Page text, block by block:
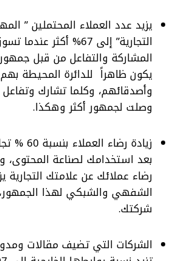
يزيد عدد العملاء المحتملين ”
التجارية” إلى 67% أكثر عندما تسوق بالمحتوى.
المشاركة والتفاعل من قبل
يكون ظاهراً للدائرة المحيطة
وأصدقائهم، وكلما تشارك
وصلت لجمهور أكثر وهكذا.
زيادة
بعد استخدامك لصناعة المحتوى،
رضاء عملائك عن علامتك التجارية
الشفهي والشبكي لهذا الجمهور،
شركتك.
الشركات التي تضيف مقالات